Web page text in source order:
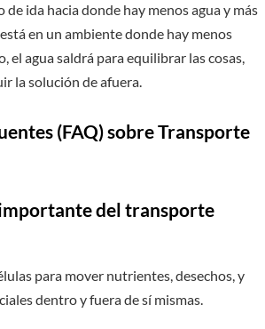
ida hacia donde hay menos agua y más
en un ambiente donde hay menos
el agua saldrá para equilibrar las cosas,
la solución de afuera.
(FAQ) sobre Transporte
importante del transporte
para mover nutrientes, desechos, y
dentro y fuera de sí mismas.